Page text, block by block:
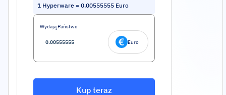
1 Hyperware = 0.00555555 Euro
Wydają Państwo
Euro
Kup teraz